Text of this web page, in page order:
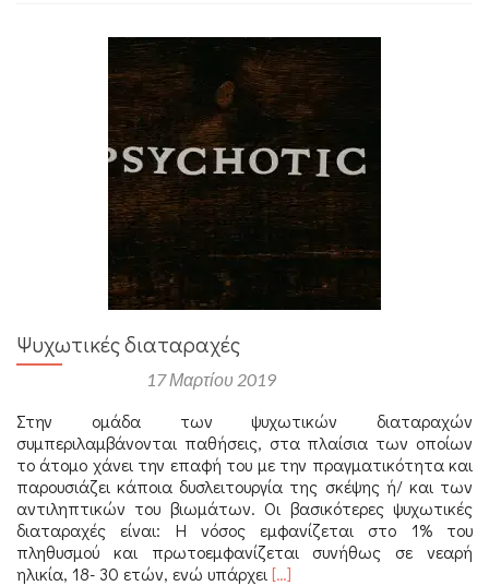
Ψυχωτικές διαταραχές
17 Μαρτίου 2019
Στην ομάδα των ψυχωτικών διαταραχών
συμπεριλαμβάνονται παθήσεις, στα πλαίσια των οποίων
το άτομο χάνει την επαφή του με την πραγματικότητα και
παρουσιάζει κάποια δυσλειτουργία της σκέψης ή/ και των
αντιληπτικών του βιωμάτων. Οι βασικότερες ψυχωτικές
διαταραχές είναι: Η νόσος εμφανίζεται στο 1% του
πληθυσμού και πρωτοεμφανίζεται συνήθως σε νεαρή
ηλικία, 18- 30 ετών, ενώ υπάρχει Διαβάστε
[…]